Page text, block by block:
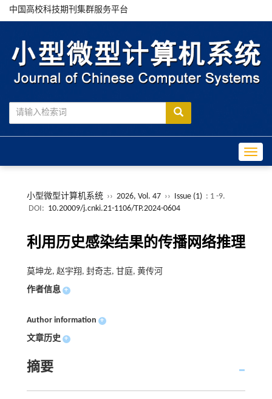
中国高校科技期刊集群服务平台
小型微型计算机系统 ›› 2026, Vol. 47 ›› Issue (1) : 1 -9.
DOI: 10.20009/j.cnki.21-1106/TP.2024-0604
利用历史感染结果的传播网络推理
莫坤龙, 赵宇翔, 封奇志, 甘庭, 黄传河
作者信息 +
Author information +
文章历史 +
摘要